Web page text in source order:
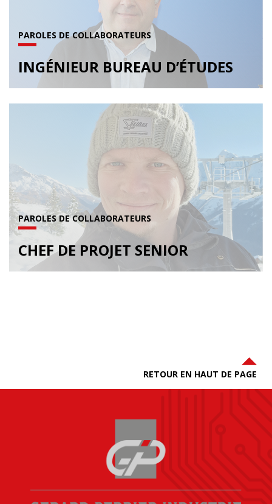
PAROLES DE COLLABORATEURS
INGÉNIEUR BUREAU D’ÉTUDES
PAROLES DE COLLABORATEURS
CHEF DE PROJET SENIOR
RETOUR EN HAUT DE PAGE